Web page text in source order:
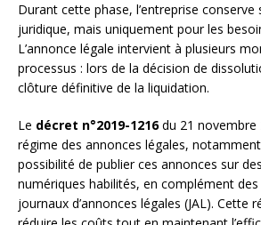
Durant cette phase, l’entreprise conserve
juridique, mais uniquement pour les
L’annonce légale intervient à plusieurs
processus : lors de la décision de
clôture définitive de la liquidation.
Le décret n°2019-1216du 21 novembre
régime des annonces légales,
possibilité de publier ces annonces sur
numériques habilités, en complément
journaux d’annonces légales (JAL). Cette